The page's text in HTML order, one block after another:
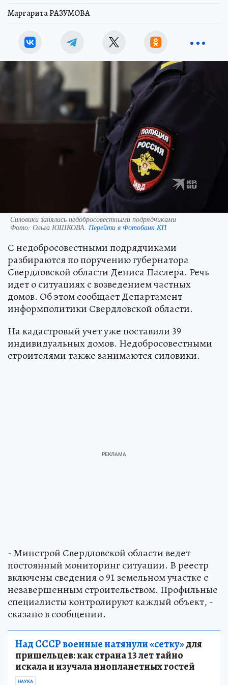
Маргарита РАЗУМОВА
Силовики занялись недобросовестными подрядчиками
Фото: Ольга ЮШКОВА. Перейти в Фотобанк КП
С недобросовестными подрядчиками
разбираются по поручению губернатора
Свердловской области Дениса Паслера. Речь
идет о ситуациях с возведением частных
домов. Об этом сообщает Департамент
информполитики Свердловской области.
На кадастровый учет уже поставили 39
индивидуальных домов. Недобросовестными
строителями также занимаются силовики.
- Минстрой Свердловской области ведет
постоянный мониторинг ситуации. В реестр
включены сведения о 91 земельном участке с
незавершенным строительством. Профильные
специалисты контролируют каждый объект, -
сказано в сообщении.
Над СССР военные натянули «сетку»для
пришельцев: как страна 13 лет тайно
искала и изучала инопланетных гостей
НАУКА